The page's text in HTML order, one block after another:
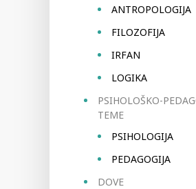
ANTROPOLOGIJA
FILOZOFIJA
IRFAN
LOGIKA
PSIHOLOŠKO-
TEME
PSIHOLOGIJA
PEDAGOGIJA
DOVE